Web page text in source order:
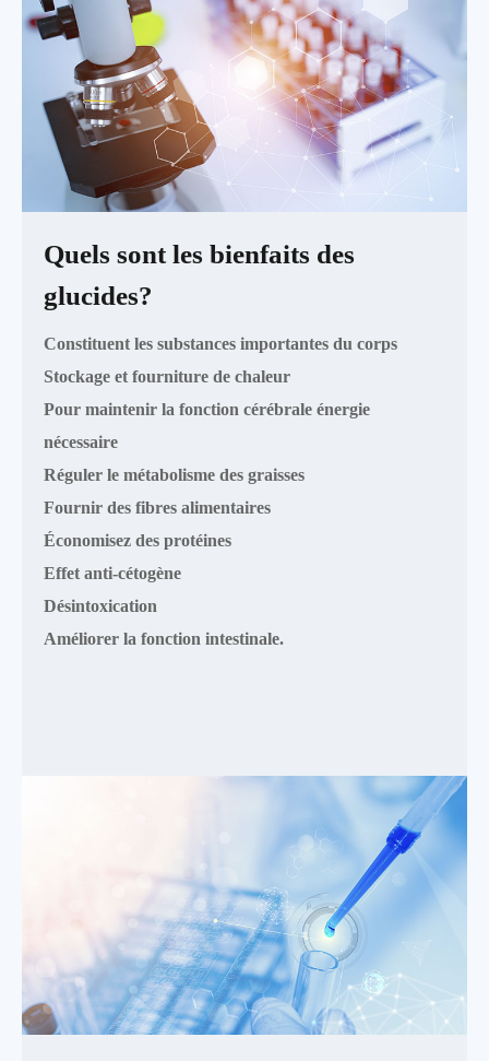
Quels sont les bienfaits des
glucides?
Constituent les substances importantes du corps
Stockage et fourniture de chaleur
Pour maintenir la fonction cérébrale énergie
nécessaire
Réguler le métabolisme des graisses
Fournir des fibres alimentaires
Économisez des protéines
Effet anti-cétogène
Désintoxication
Améliorer la fonction intestinale.